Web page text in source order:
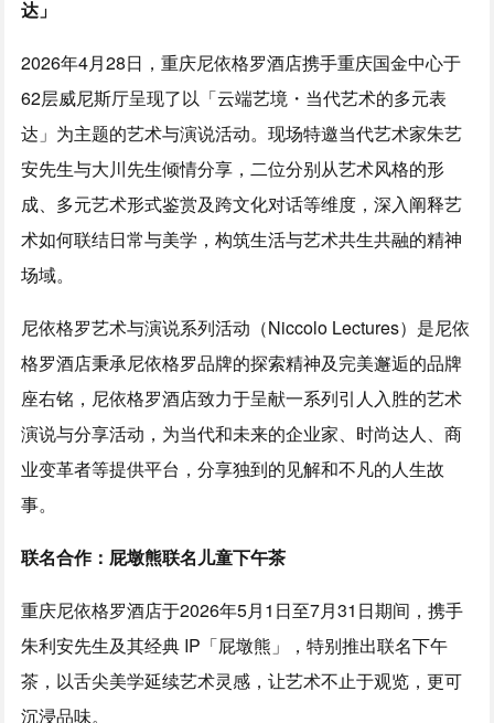
达」
2026年4月28日，重庆尼依格罗酒店携手重庆国金中心于
62层威尼斯厅呈现了以「云端艺境・当代艺术的多元表
达」为主题的艺术与演说活动。现场特邀当代艺术家朱艺
安先生与大川先生倾情分享，二位分别从艺术风格的形
成、多元艺术形式鉴赏及跨文化对话等维度，深入阐释艺
术如何联结日常与美学，构筑生活与艺术共生共融的精神
场域。
尼依格罗艺术与演说系列活动（Niccolo Lectures）是尼依
格罗酒店秉承尼依格罗品牌的探索精神及完美邂逅的品牌
座右铭，尼依格罗酒店致力于呈献一系列引人入胜的艺术
演说与分享活动，为当代和未来的企业家、时尚达人、商
业变革者等提供平台，分享独到的见解和不凡的人生故
事。
联名合作：屁墩熊联名儿童下午茶
重庆尼依格罗酒店于2026年5月1日至7月31日期间，携手
朱利安先生及其经典 IP「屁墩熊」，特别推出联名下午
茶，以舌尖美学延续艺术灵感，让艺术不止于观览，更可
沉浸品味。